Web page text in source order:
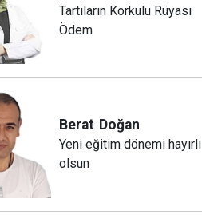
Tartıların Korkulu Rüyası
Ödem
Berat Doğan
Yeni eğitim dönemi hayırlı
olsun